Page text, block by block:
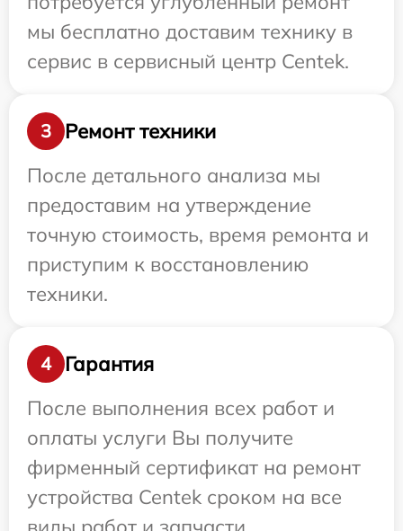
мы бесплатно доставим технику в
сервис в сервисный центр Centek.
3
Ремонт техники
После детального анализа мы
предоставим на утверждение
точную стоимость, время ремонта и
приступим к восстановлению
техники.
4
Гарантия
После выполнения всех работ и
оплаты услуги Вы получите
фирменный сертификат на ремонт
устройства Centek сроком на все